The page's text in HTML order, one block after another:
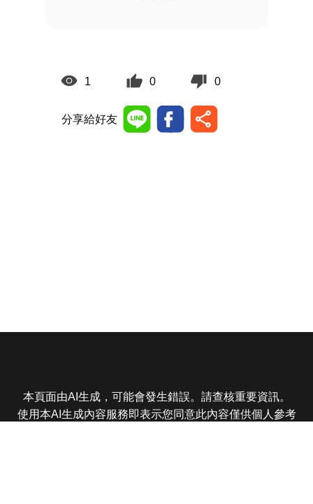
1 0 0
分享給好友
本頁面由AI生成，可能會發生錯誤。請查核重要資訊。
使用本AI生成內容服務即表示您同意此內容僅供個人參考